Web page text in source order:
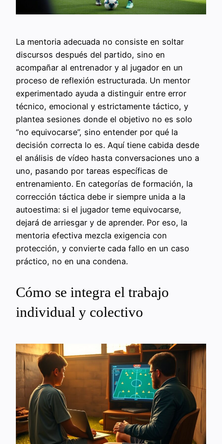
La mentoria adecuada no consiste en soltar
discursos después del partido, sino en
acompañar al entrenador y al jugador en un
proceso de reflexión estructurada. Un mentor
experimentado ayuda a distinguir entre error
técnico, emocional y estrictamente táctico, y
plantea sesiones donde el objetivo no es solo
“no equivocarse”, sino entender por qué la
decisión correcta lo es. Aquí tiene cabida desde
el análisis de vídeo hasta conversaciones uno a
uno, pasando por tareas específicas de
entrenamiento. En categorías de formación, la
corrección táctica debe ir siempre unida a la
autoestima: si el jugador teme equivocarse,
dejará de arriesgar y de aprender. Por eso, la
mentoria efectiva mezcla exigencia con
protección, y convierte cada fallo en un caso
práctico, no en una condena.
Cómo se integra el trabajo
individual y colectivo